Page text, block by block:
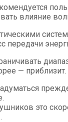
влияние
передачи
— приблизит.
это